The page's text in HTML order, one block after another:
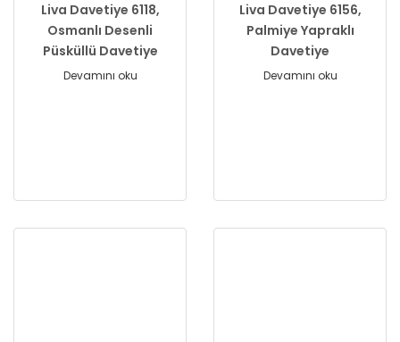
Liva Davetiye 6118,
Osmanlı Desenli
Püsküllü Davetiye
Devamını oku
Liva Davetiye 6156,
Palmiye Yapraklı
Davetiye
Devamını oku